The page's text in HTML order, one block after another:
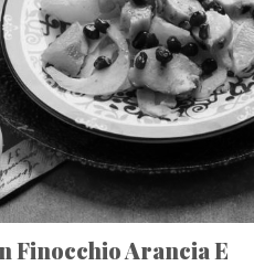
Finocchio Arancia E